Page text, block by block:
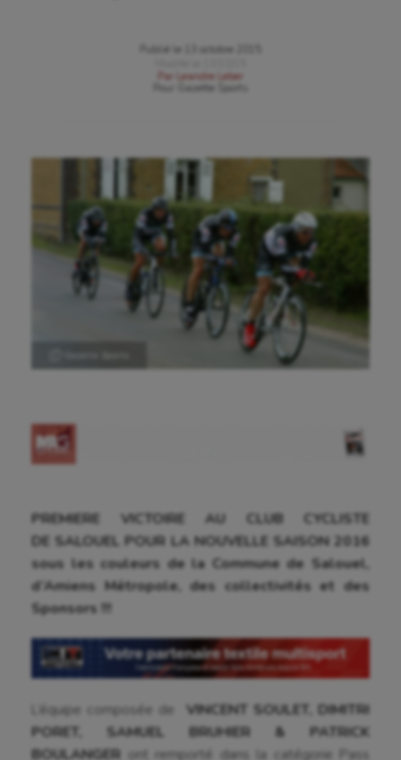
Ballon au poing
Baseball
Billard
Boules lyonnaises
Canoë-kayak
Cerf Volant
Cheerleading
Publié le
13 octobre 2015
Par
Leandre Leber
Gazette Sports
PREMIERE VICTOIRE AU CLUB CYCLISTE
DE SALOUEL POUR LA NOUVELLE SAISON 2016
sous les couleurs de la Commune de Salouel,
d’Amiens Métropole, des collectivités et des
Sponsors !!!
L’équipe composée de
VINCENT SOULET, DIMITRI
PORET, SAMUEL BRUHIER & PATRICK
BOULANGER ont remporté dans la catégorie Pass